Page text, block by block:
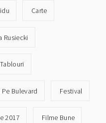
Carte
Rusiecki
Pe Bulevard Festival
2017 Filme Bune